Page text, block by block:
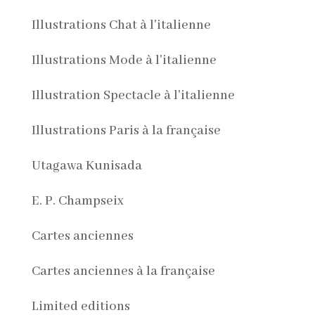
Illustrations Chat à l'italienne
Illustrations Mode à l'italienne
Illustration Spectacle à l'italienne
Illustrations Paris à la française
Utagawa Kunisada
E. P. Champseix
Cartes anciennes
Cartes anciennes à la française
Limited editions